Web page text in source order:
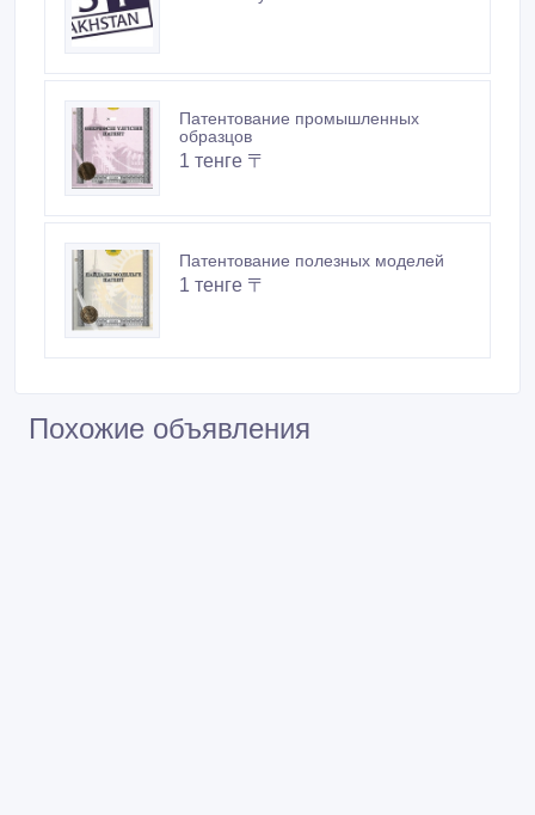
Патентование промышленных
образцов
1 тенге 〒
Патентование полезных моделей
1 тенге 〒
Похожие объявления